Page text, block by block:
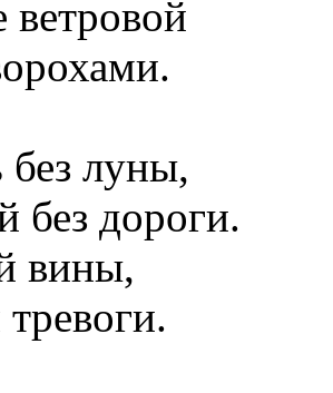
ветровой
луны,
без дороги.
вины,